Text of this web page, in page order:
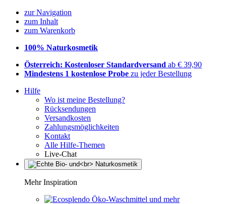
zur Navigation
zum Inhalt
zum Warenkorb
100% Naturkosmetik
Österreich: Kostenloser Standardversand ab € 39,90
Mindestens 1 kostenlose Probe zu jeder Bestellung
Hilfe
Wo ist meine Bestellung?
Rücksendungen
Versandkosten
Zahlungsmöglichkeiten
Kontakt
Alle Hilfe-Themen
Live-Chat
Mehr Inspiration
Öko-Waschmittel und mehr